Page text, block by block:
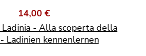
14,00 €
- Alla scoperta della
Ladinien kennenlernen